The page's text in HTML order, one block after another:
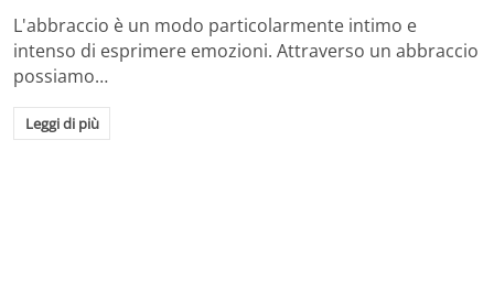
L'abbraccio è un modo particolarmente intimo e
intenso di esprimere emozioni. Attraverso un abbraccio
possiamo…
Leggi di più